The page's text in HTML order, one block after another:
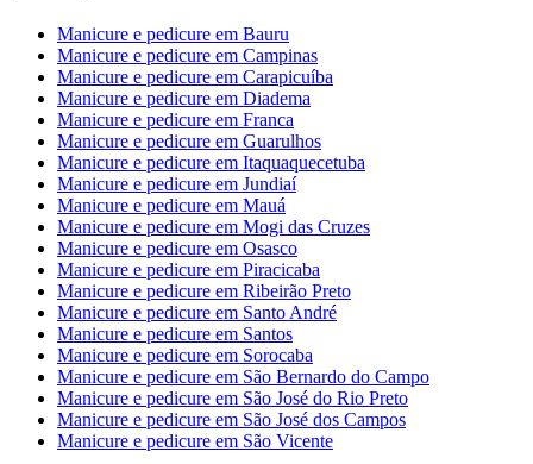
Manicure e pedicure em Bauru
Manicure e pedicure em Campinas
Manicure e pedicure em Carapicuíba
Manicure e pedicure em Diadema
Manicure e pedicure em Franca
Manicure e pedicure em Guarulhos
Manicure e pedicure em Itaquaquecetuba
Manicure e pedicure em Jundiaí
Manicure e pedicure em Mauá
Manicure e pedicure em Mogi das Cruzes
Manicure e pedicure em Osasco
Manicure e pedicure em Piracicaba
Manicure e pedicure em Ribeirão Preto
Manicure e pedicure em Santo André
Manicure e pedicure em Santos
Manicure e pedicure em Sorocaba
Manicure e pedicure em São Bernardo do Campo
Manicure e pedicure em São José do Rio Preto
Manicure e pedicure em São José dos Campos
Manicure e pedicure em São Vicente